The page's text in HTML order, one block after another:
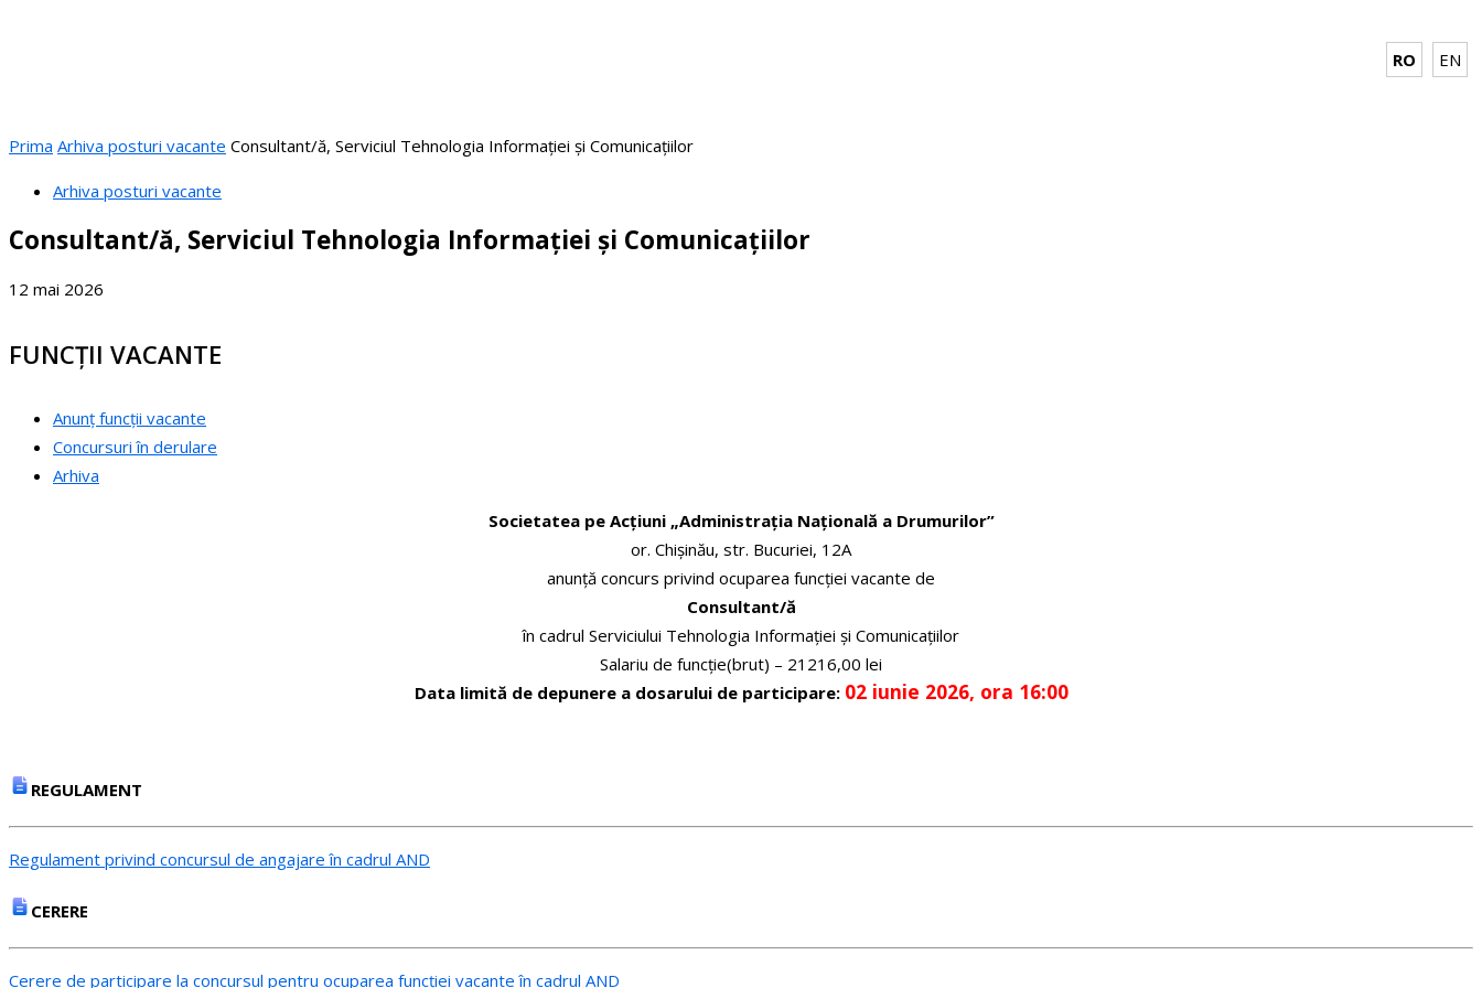
RO EN
Prima Arhiva posturi vacante Consultant/ă, Serviciul Tehnologia Informației și Comunicațiilor
Arhiva posturi vacante
Consultant/ă, Serviciul Tehnologia Informației și Comunicațiilor
12 mai 2026
FUNCȚII VACANTE
Anunț funcții vacante
Concursuri în derulare
Arhiva
Societatea pe Acțiuni „Administrația Națională a Drumurilor”
or. Chișinău, str. Bucuriei, 12A
anunţă concurs privind ocuparea funcţiei vacante de
Consultant/ă
în cadrul Serviciului Tehnologia Informației și Comunicațiilor
Salariu de funcție(brut) – 21216,00 lei
Data limită de depunere a dosarului de participare: 02 iunie 2026, ora 16:00
REGULAMENT
Regulament privind concursul de angajare în cadrul AND
CERERE
Cerere de participare la concursul pentru ocuparea funcției vacante în cadrul AND